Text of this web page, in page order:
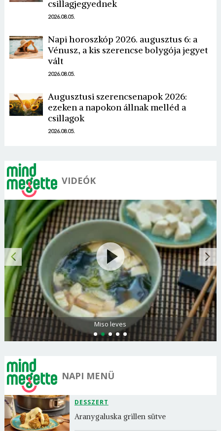
csillagjegyednek
2026.08.05.
Napi horoszkóp 2026. augusztus 6: a
Vénusz, a kis szerencse bolygója jegyet
vált
2026.08.05.
Augusztusi szerencsenapok 2026:
ezeken a napokon állnak melléd a
csillagok
2026.08.05.
VIDEÓK
Citromos palacsinta
NAPI MENÜ
DESSZERT
Aranygaluska grillen sütve
Borsonline bejelentkezés